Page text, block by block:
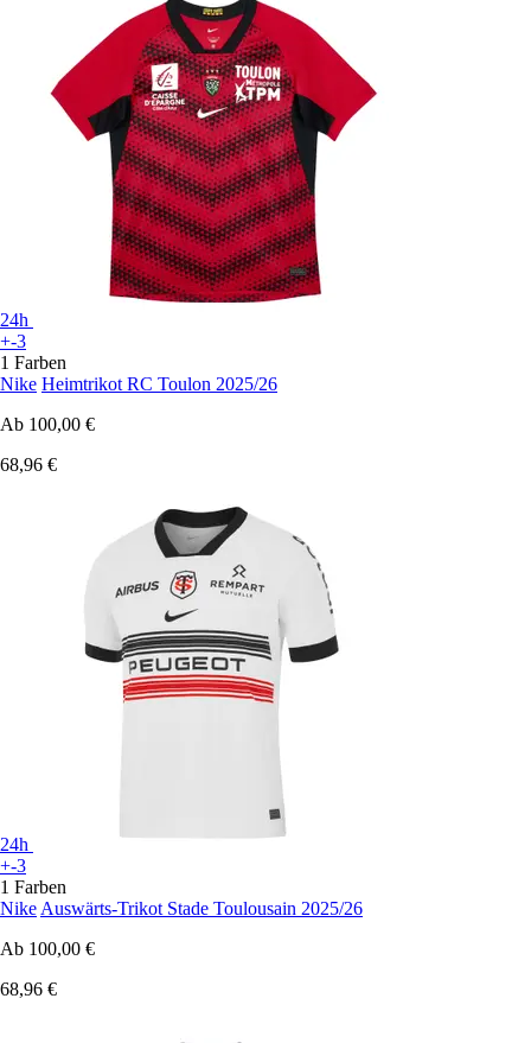
24h
+-3
1 Farben
Nike Heimtrikot RC Toulon 2025/26
Ab 100,00 €
68,96 €
24h
+-3
1 Farben
Nike Auswärts-Trikot Stade Toulousain 2025/26
Ab 100,00 €
68,96 €